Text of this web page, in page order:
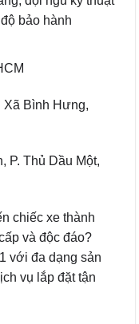
bảo hành
Bình Hưng,
P. Thủ Dầu Một,
chiếc xe thành
và độc đáo?
với đa dạng sản
vụ lắp đặt tận